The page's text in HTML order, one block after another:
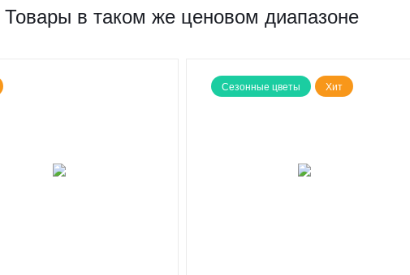
Товары в таком же ценовом диапазоне
Сезонные цветы Хит